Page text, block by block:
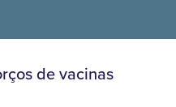
de vacinas